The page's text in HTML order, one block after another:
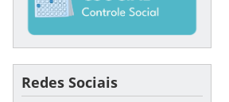
Redes Sociais